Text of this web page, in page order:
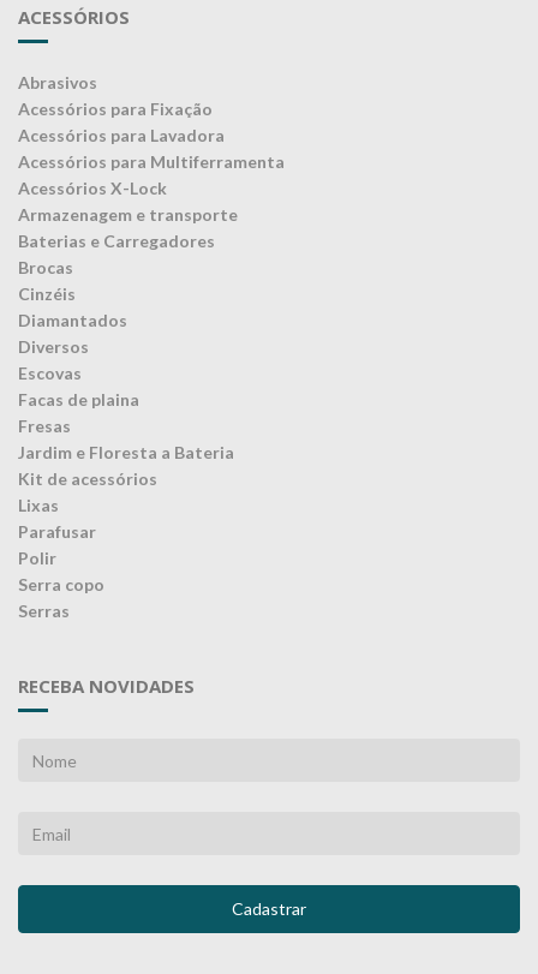
ACESSÓRIOS
Abrasivos
Acessórios para Fixação
Acessórios para Lavadora
Acessórios para Multiferramenta
Acessórios X-Lock
Armazenagem e transporte
Baterias e Carregadores
Brocas
Cinzéis
Diamantados
Diversos
Escovas
Facas de plaina
Fresas
Jardim e Floresta a Bateria
Kit de acessórios
Lixas
Parafusar
Polir
Serra copo
Serras
RECEBA NOVIDADES